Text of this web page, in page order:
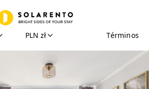
PLN zł Términos